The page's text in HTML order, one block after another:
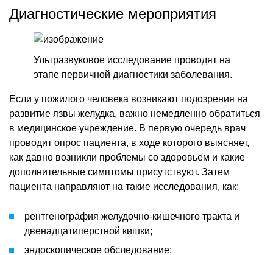
Диагностические мероприятия
Ультразвуковое исследование проводят на
этапе первичной диагностики заболевания.
Если у пожилого человека возникают подозрения на
развитие язвы желудка, важно немедленно обратиться
в медицинское учреждение. В первую очередь врач
проводит опрос пациента, в ходе которого выясняет,
как давно возникли проблемы со здоровьем и какие
дополнительные симптомы присутствуют. Затем
пациента направляют на такие исследования, как:
рентгенография желудочно-кишечного тракта и
двенадцатиперстной кишки;
эндоскопическое обследование;